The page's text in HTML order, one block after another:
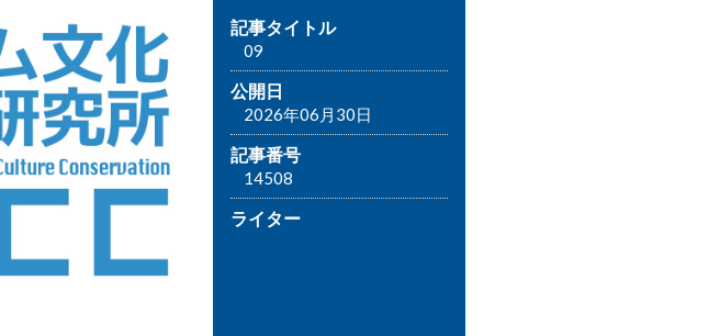
記事タイトル
09
公開日
2026年06月30日
記事番号
14508
ライター